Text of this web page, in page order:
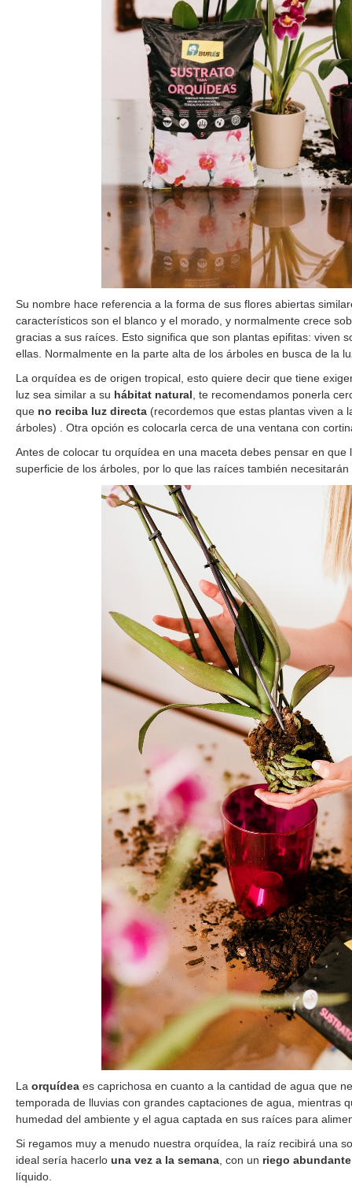
Su nombre hace referencia a la forma de sus flores abiertas
característicos son el blanco y el morado, y normalmente crece
gracias a sus raíces. Esto significa que son plantas epifitas: viven
ellas. Normalmente en la parte alta de los árboles en busca de la
La orquídea es de origen tropical, esto quiere decir que tiene
luz sea similar a su hábitat natural , te recomendamos ponerla
que no reciba luz directa (recordemos que estas plantas viven a
árboles) . Otra opción es colocarla cerca de una ventana con
Antes de colocar tu orquídea en una maceta debes pensar en
superficie de los árboles, por lo que las raíces también
La orquídea es caprichosa en cuanto a la cantidad de agua que
temporada de lluvias con grandes captaciones de agua, mientras
humedad del ambiente y el agua captada en sus raíces para
Si regamos muy a menudo nuestra orquídea, la raíz recibirá una
ideal sería hacerlo una vez a la semana , con un riego abundante
líquido.